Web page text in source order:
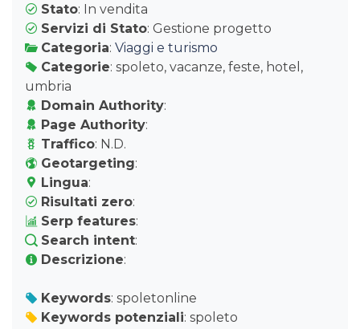
Stato: In vendita
Servizi di Stato: Gestione progetto
Categoria: Viaggi e turismo
Categorie: spoleto, vacanze, feste, hotel,
umbria
Domain Authority:
Page Authority:
Traffico: N.D.
Geotargeting:
Lingua:
Risultati zero:
Serp features:
Search intent:
Descrizione:
Keywords: spoletonline
Keywords potenziali: spoleto